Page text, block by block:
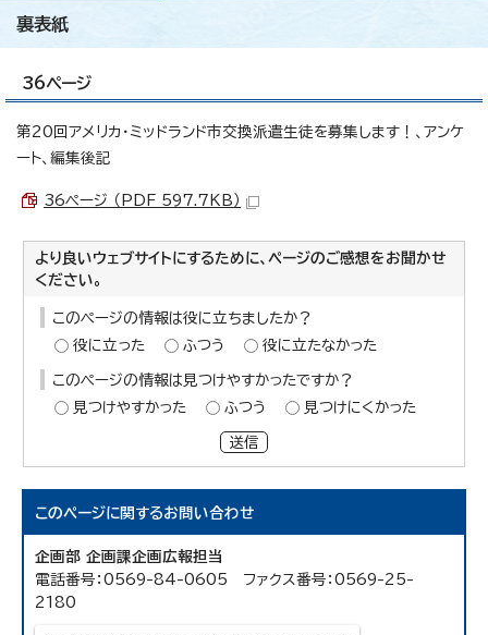
裏表紙
36ページ
第20回アメリカ・ミッドランド市交換派遣生徒を募集します！、アンケ
ート、編集後記
36ページ （PDF 597.7KB）
より良いウェブサイトにするために、ページのご感想をお聞かせ
ください。
このページの情報は役に立ちましたか？
役に立った
ふつう 役に立たなかった
このページの情報は見つけやすかったですか？
見つけやすかった
ふつう 見つけにくかった
送信
このページに関するお問い合わせ
企画部 企画課企画広報担当
電話番号：0569-84-0605 ファクス番号：0569-25-
2180